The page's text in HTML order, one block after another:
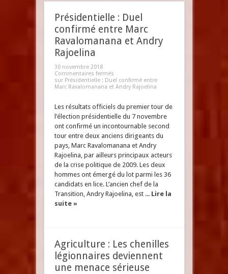
Présidentielle : Duel
confirmé entre Marc
Ravalomanana et Andry
Rajoelina
30 novembre 2018
Commentaires fermés
sur Présidentielle : Duel confirmé entre
Marc Ravalomanana et Andry Rajoelina
Les résultats officiels du premier tour de
l’élection présidentielle du 7 novembre
ont confirmé un incontournable second
tour entre deux anciens dirigeants du
pays, Marc Ravalomanana et Andry
Rajoelina, par ailleurs principaux acteurs
de la crise politique de 2009. Les deux
hommes ont émergé du lot parmi les 36
candidats en lice. L’ancien chef de la
Transition, Andry Rajoelina, est ... Lire la
suite »
Agriculture : Les chenilles
légionnaires deviennent
une menace sérieuse